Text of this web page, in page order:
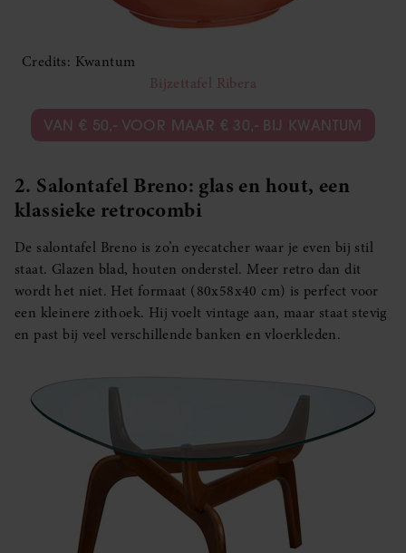
Credits: Kwantum
Bijzettafel Ribera
VAN € 50,- VOOR MAAR € 30,- BIJ KWANTUM
2. Salontafel Breno: glas en hout, een
klassieke retrocombi
De salontafel Breno is zo’n eyecatcher waar je even bij stil
staat. Glazen blad, houten onderstel. Meer retro dan dit
wordt het niet. Het formaat (80x58x40 cm) is perfect voor
een kleinere zithoek. Hij voelt vintage aan, maar staat stevig
en past bij veel verschillende banken en vloerkleden.